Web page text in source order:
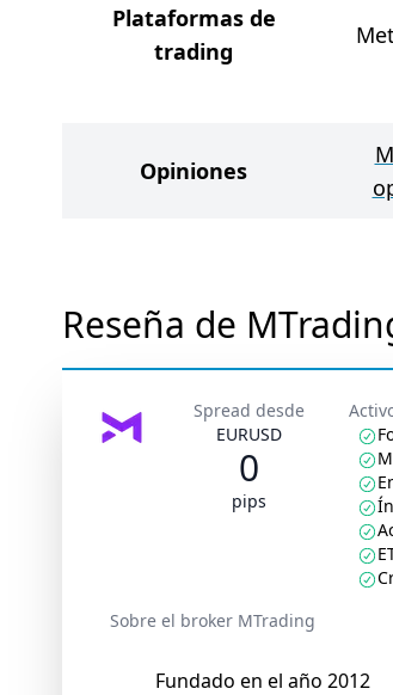
Plataformas de
trading
Opiniones
Reseña de
Spread desde
EURUSD
0
pips
Sobre el broker MTrading
Fundado en el año 2012